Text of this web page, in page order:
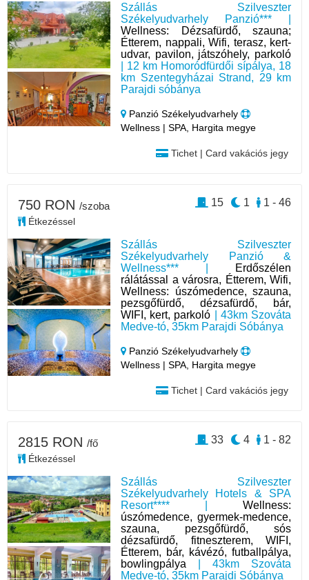
Szállás Szilveszter
Székelyudvarhely Panzió*** |
Wellness: Dézsafürdő, szauna;
Étterem, nappali, Wifi, terasz, kert-
udvar, pavilon, játszóhely, parkoló
| 12 km Homoródfürdői sípálya, 18
km Szentegyházai Strand, 29 km
Parajdi sóbánya
Panzió Székelyudvarhely
Wellness | SPA, Hargita megye
Tichet | Card vakációs jegy
Szállás Szilveszter
Székelyudvarhely Panzió &
Wellness*** |
Erdőszélen
rálátással a városra, Étterem, Wifi,
Wellness: úszómedence, szauna,
pezsgőfürdő, dézsafürdő, bár,
WIFI, kert, parkoló | 43km Szováta
Medve-tó, 35km Parajdi Sóbánya
Panzió Székelyudvarhely
Wellness | SPA, Hargita megye
Tichet | Card vakációs jegy
750 RON /szoba
Étkezéssel
1 - 46
1
15
Szállás Szilveszter
Székelyudvarhely Hotels & SPA
Resort**** | Wellness:
úszómedence, gyermek-medence,
szauna, pezsgőfürdő, sós
dézsafürdő, fitneszterem, WIFI,
Étterem, bár, kávézó, futballpálya,
bowlingpálya | 43km Szováta
Medve-tó, 35km Parajdi Sóbánya
2815 RON /fő
Étkezéssel
1 - 82
4
33